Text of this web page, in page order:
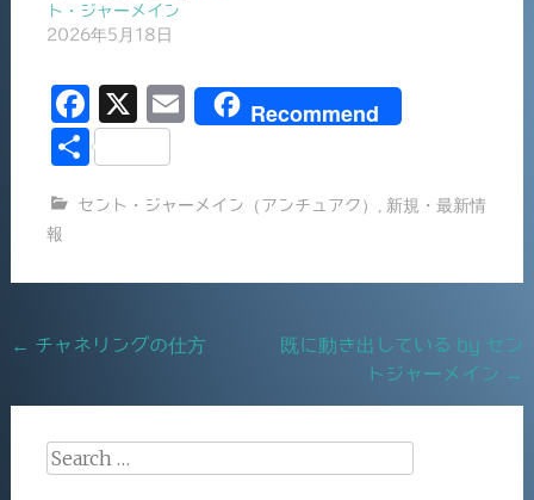
ト・ジャーメイン
2026年5月18日
F
a
e
o
o
X
E
l
Recommend
共
セント・ジャーメイン（アンチュアク）
新規・最新情
報
Post
← チャネリングの仕方
既に動き出している by セン
トジャーメイン →
Search